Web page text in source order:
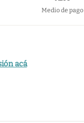
Medio de pago
acá